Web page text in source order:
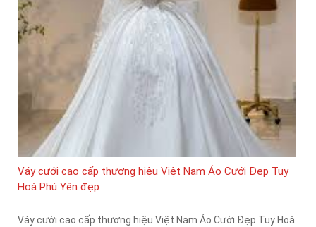
Váy cưới cao cấp thương hiệu Việt Nam Áo Cưới Đẹp Tuy
Hoà Phú Yên đẹp
Váy cưới cao cấp thương hiệu Việt Nam Áo Cưới Đẹp Tuy Hoà